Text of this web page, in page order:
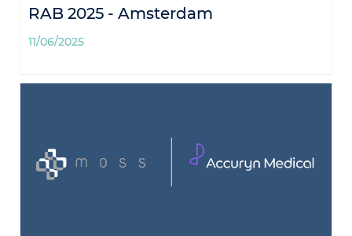
RAB 2025 - Amsterdam
11/06/2025